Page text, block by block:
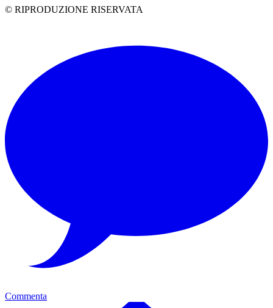
© RIPRODUZIONE RISERVATA
Commenta